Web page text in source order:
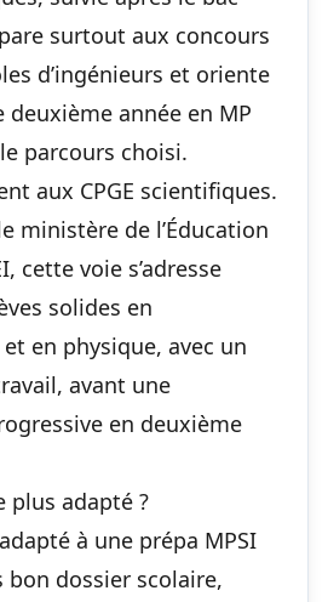
surtout aux concours
d’ingénieurs et oriente
deuxième année en MP
parcours choisi.
aux CPGE scientifiques.
ministère de l’Éducation
cette voie s’adresse
solides en
en physique, avec un
avant une
en deuxième
plus adapté ?
à une prépa MPSI
dossier scolaire,